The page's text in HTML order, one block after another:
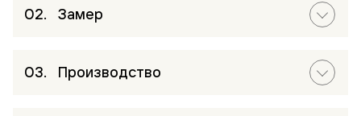
Замер
Производство